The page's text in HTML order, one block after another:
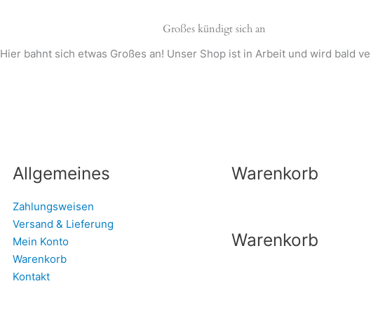
Großes kündigt sich an
Hier bahnt sich etwas Großes an! Unser Shop ist in Arbeit und wird bald
Allgemeines
Zahlungsweisen
Versand & Lieferung
Mein Konto
Warenkorb
Kontakt
Warenkorb
Warenkorb